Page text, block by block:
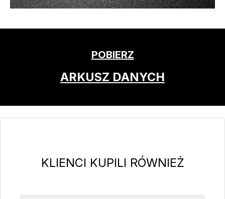
POBIERZ
ARKUSZ DANYCH
Pomiń galerię produktów
KLIENCI KUPILI RÓWNIEŻ